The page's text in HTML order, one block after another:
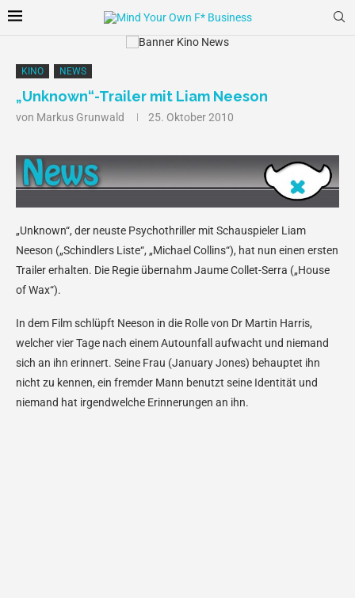
KINO NEWS
„Unknown“-Trailer mit Liam Neeson
von Markus Grunwald 25. Oktober 2010
„Unknown“, der neuste Psychothriller mit Schauspieler Liam
Neeson („Schindlers Liste“, „Michael Collins“), hat nun einen ersten
Trailer erhalten. Die Regie übernahm Jaume Collet-Serra („House
of Wax“).
In dem Film schlüpft Neeson in die Rolle von Dr Martin Harris,
welcher vier Tage nach einem Autounfall aufwacht und niemand
sich an ihn erinnert. Seine Frau (January Jones) behauptet ihn
nicht zu kennen, ein fremder Mann benutzt seine Identität und
niemand hat irgendwelche Erinnerungen an ihn.